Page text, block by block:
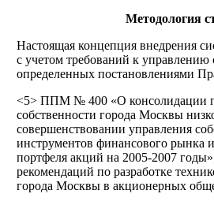
Методология
Настоящая концепция внедрения
с учетом требований к
определенных постановлениями
<5> ППМ № 400 «О консолидации
собственности города Москвы
совершенствовании управления
инструментов финансового рынка
портфеля акций на 2005-2007
рекомендаций по разработке
города Москвы в акционерных